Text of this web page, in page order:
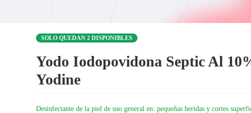
SOLO QUEDAN 2 DISPONIBLES
Yodo Iodopovidona Septic Al
Yodine
Desinfectante de la piel de uso general en: pequeñas heridas y cortes